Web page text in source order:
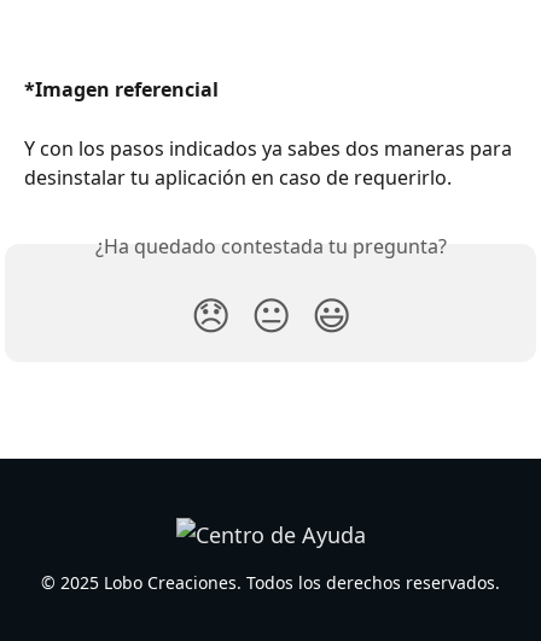
*Imagen referencial
Y con los pasos indicados ya sabes dos maneras para
desinstalar tu aplicación en caso de requerirlo.
¿Ha quedado contestada tu pregunta?
😞 😐 😃
© 2025 Lobo Creaciones. Todos los derechos reservados.